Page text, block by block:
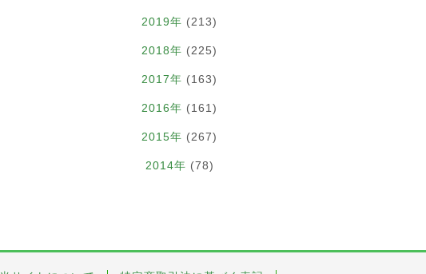
2019年 (213)
2018年 (225)
2017年 (163)
2016年 (161)
2015年 (267)
2014年 (78)